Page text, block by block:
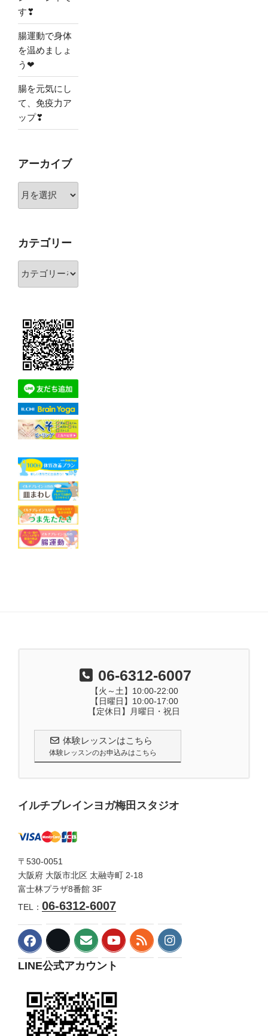
す❣
腸運動で身体
を温めましょ
う❤
腸を元気にし
て、免疫力ア
ップ❣
アーカイブ
ア
ブ
カテゴリー
カ
ー
06-6312-6007
【火～土】10:00-22:00
【日曜日】10:00-17:00
【定休日】月曜日・祝日
体験レッスンはこちら
体験レッスンのお申込みはこちら
イルチブレインヨガ梅田スタジオ
〒530-0051
大阪府 大阪市北区 太融寺町 2-18
富士林プラザ8番館 3F
TEL： 06-6312-6007
LINE公式アカウント